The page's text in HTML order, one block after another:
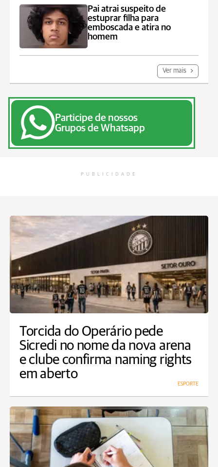
Pai atrai suspeito de
estuprar filha para
emboscada e atira no
homem
Ver mais
Participe de nossos
Grupos de Whatsapp
PUBLICIDADE
Torcida do Operário pede
Sicredi no nome da nova arena
e clube confirma naming rights
em aberto
ESPORTE